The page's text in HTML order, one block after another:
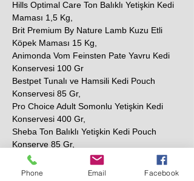
Hills Optimal Care Ton Balıklı Yetişkin Kedi
Maması 1,5 Kg,
Brit Premium By Nature Lamb Kuzu Etli
Köpek Maması 15 Kg,
Animonda Vom Feinsten Pate Yavru Kedi
Konservesi 100 Gr
Bestpet Tunalı ve Hamsili Kedi Pouch
Konservesi 85 Gr,
Pro Choice Adult Somonlu Yetişkin Kedi
Konservesi 400 Gr,
Sheba Ton Balıklı Yetişkin Kedi Pouch
Konserve 85 Gr,
N&D Prime Tavuklu ve Narlı Tahılsız Yetişkin
Kedi Konservesi 80 Gr,
Phone Email Facebook